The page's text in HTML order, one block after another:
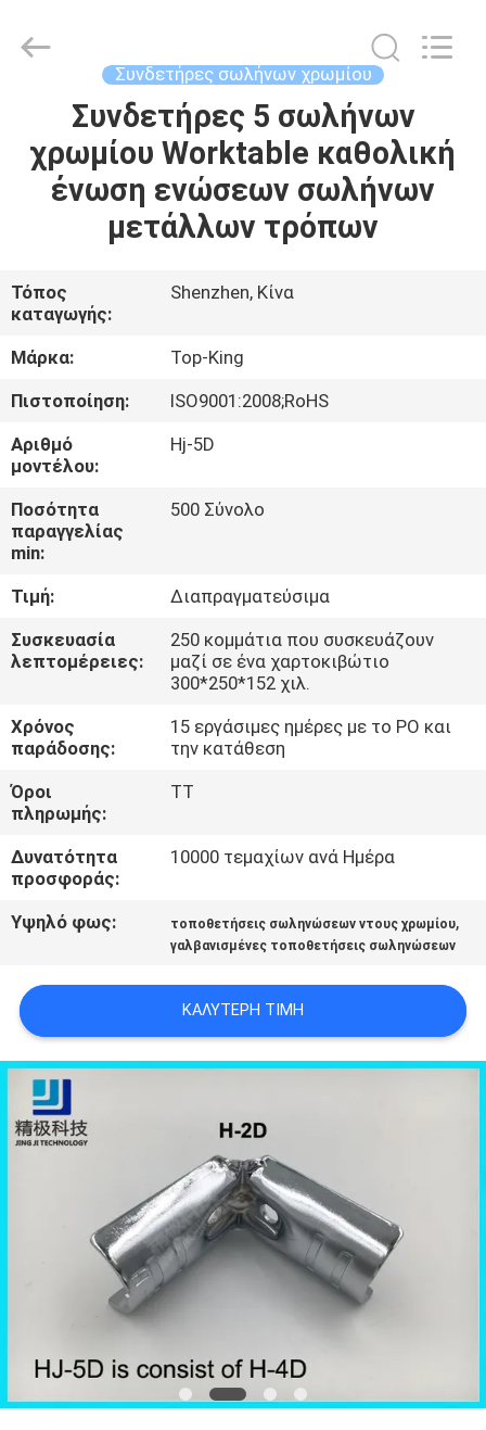
ΣΠΊΤΙ
ΠΡΟΪΌΝΤΑ
ΣΧΕΤΙΚΆ
ΜΕ
ΕΜΆΣ
ΕΠΙΣΚΈΨΕΙΣ
ΣΤΟ
ΕΡΓΟΣΤΆΣΙΟ
ΈΛΕΓΧΟΣ
ΠΟΙΌΤΗΤΑΣ
ΕΠΙΚΟΙΝΩΝΉΣΤΕ
ΜΑΖΊ
ΜΑΣ
ΖΗΤΉΣΤΕ
ΜΙΑ
ΠΡΟΣΦΟΡΆ
SITEMAP
ΠΟΛΙΤΙΚΉ
ΑΠΟΡΡΉΤΟΥ
Συνδετήρες σωλήνων χρωμίου
Συνδετήρες 5 σωλήνων
χρωμίου Worktable καθολική
ένωση ενώσεων σωλήνων
μετάλλων τρόπων
Τόπος
καταγωγής:
Shenzhen, Κίνα
Μάρκα:
Top-King
Πιστοποίηση:
ISO9001:2008;RoHS
Αριθμό
μοντέλου:
Hj-5D
Ποσότητα
παραγγελίας
min:
500 Σύνολο
Τιμή:
Διαπραγματεύσιμα
Συσκευασία
λεπτομέρειες:
250 κομμάτια που συσκευάζουν
μαζί σε ένα χαρτοκιβώτιο
300*250*152 χιλ.
Χρόνος
παράδοσης:
15 εργάσιμες ημέρες με το PO και
την κατάθεση
Όροι
πληρωμής:
TT
Δυνατότητα
προσφοράς:
10000 τεμαχίων ανά Ημέρα
Υψηλό φως: τοποθετήσεις σωληνώσεων ντους χρωμίου,
γαλβανισμένες τοποθετήσεις σωληνώσεων
ΚΑΛΎΤΕΡΗ ΤΙΜΉ